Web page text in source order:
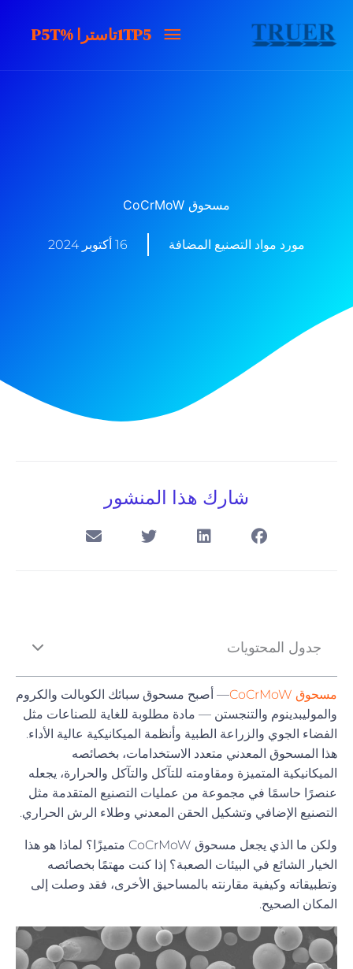
1TP5تاسترا1TP5تاسترا %P5T
مسحوق CoCrMoW
مورد مواد التصنيع المضافة 16 أكتوبر 2024
شارك هذا المنشور
جدول المحتويات
مسحوق CoCrMoW
— أصبح مسحوق سبائك الكوبالت والكروم
والموليبدينوم والتنجستن — مادة مطلوبة للغاية للصناعات مثل
الفضاء الجوي والزراعة الطبية وأنظمة الميكانيكية عالية الأداء.
هذا المسحوق المعدني متعدد الاستخدامات، بخصائصه
الميكانيكية المتميزة ومقاومته للتآكل والتآكل والحرارة، يجعله
عنصرًا حاسمًا في مجموعة من عمليات التصنيع المتقدمة مثل
التصنيع الإضافي وتشكيل الحقن المعدني وطلاء الرش الحراري.
ولكن ما الذي يجعل مسحوق CoCrMoW متميزًا؟ لماذا هو هذا
الخيار الشائع في البيئات الصعبة؟ إذا كنت مهتمًا بخصائصه
وتطبيقاته وكيفية مقارنته بالمساحيق الأخرى، فقد وصلت إلى
المكان الصحيح.